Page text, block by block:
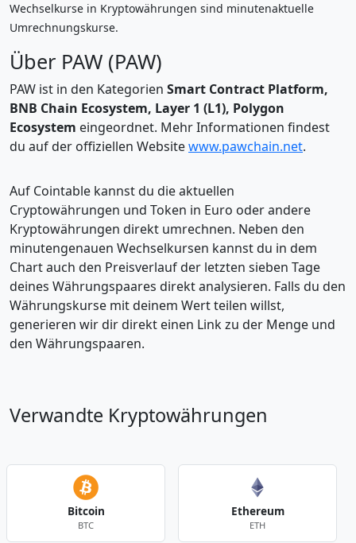
Wechselkurse in Kryptowährungen sind minutenaktuelle
Umrechnungskurse.
Über PAW (PAW)
PAW ist in den Kategorien Smart Contract Platform,
BNB Chain Ecosystem, Layer 1 (L1), Polygon
Ecosystem eingeordnet. Mehr Informationen findest
du auf der offiziellen Websitewww.pawchain.net.
Auf Cointable kannst du die aktuellen
Cryptowährungen und Token in Euro oder andere
Kryptowährungen direkt umrechnen. Neben den
minutengenauen Wechselkursen kannst du in dem
Chart auch den Preisverlauf der letzten sieben Tage
deines Währungspaares direkt analysieren. Falls du den
Währungskurse mit deinem Wert teilen willst,
generieren wir dir direkt einen Link zu der Menge und
den Währungspaaren.
Verwandte Kryptowährungen
Bitcoin
BTC
Ethereum
ETH